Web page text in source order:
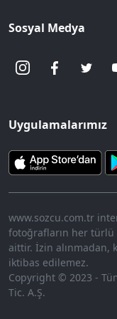
Sosyal Medya
Uygulamalarımız
www.sozcu.com.tr
fotoğrafların her türlü
aittir. İzin alınmadan,
iktibas edilemez.
Copyright © 2023 -
Tic. A.Ş.